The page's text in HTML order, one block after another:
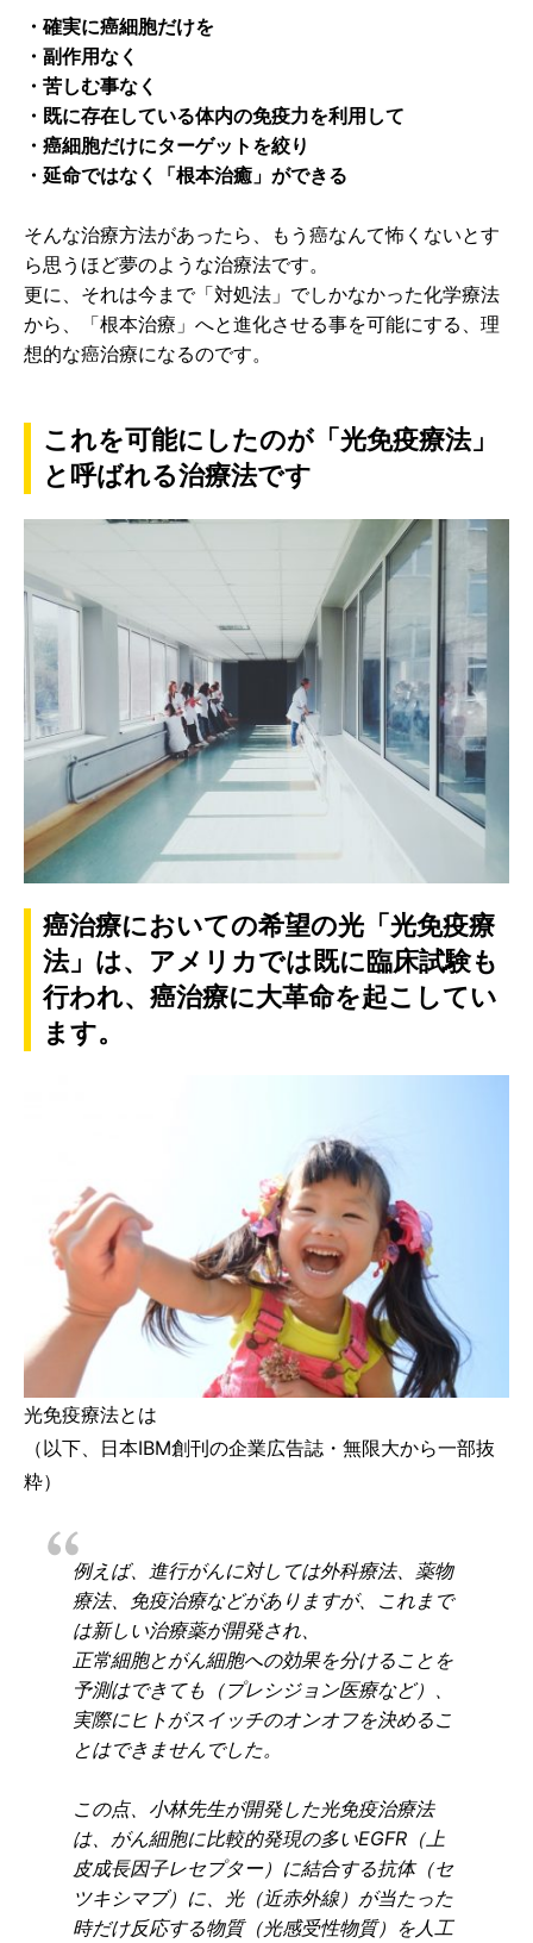
・確実に癌細胞だけを
・副作用なく
・苦しむ事なく
・既に存在している体内の免疫力を利用して
・癌細胞だけにターゲットを絞り
・延命ではなく「根本治癒」ができる
そんな治療方法があったら、もう癌なんて怖くないとす
ら思うほど夢のような治療法です。
更に、それは今まで「対処法」でしかなかった化学療法
から、「根本治療」へと進化させる事を可能にする、理
想的な癌治療になるのです。
これを可能にしたのが「光免疫療法」
と呼ばれる治療法です
癌治療においての希望の光「光免疫療
法」は、アメリカでは既に臨床試験も
行われ、癌治療に大革命を起こしてい
ます。
光免疫療法とは
（以下、日本IBM創刊の企業広告誌・無限大から一部抜
粋）
例えば、進行がんに対しては外科療法、薬物
療法、免疫治療などがありますが、これまで
は新しい治療薬が開発され、
正常細胞とがん細胞への効果を分けることを
予測はできても（プレシジョン医療など）、
実際にヒトがスイッチのオンオフを決めるこ
とはできませんでした。
この点、小林先生が開発した光免疫治療法
は、がん細胞に比較的発現の多いEGFR（上
皮成長因子レセプター）に結合する抗体（セ
ツキシマブ）に、光（近赤外線）が当たった
時だけ反応する物質（光感受性物質）を人工